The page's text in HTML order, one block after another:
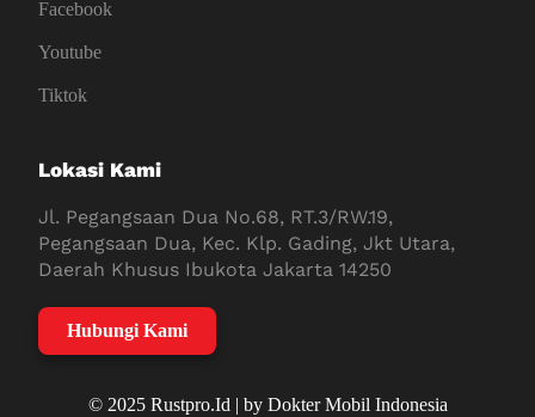
Facebook
Youtube
Tiktok
Lokasi Kami
Jl. Pegangsaan Dua No.68, RT.3/RW.19,
Pegangsaan Dua, Kec. Klp. Gading, Jkt Utara,
Daerah Khusus Ibukota Jakarta 14250
Hubungi Kami
© 2025 Rustpro.Id | by Dokter Mobil Indonesia